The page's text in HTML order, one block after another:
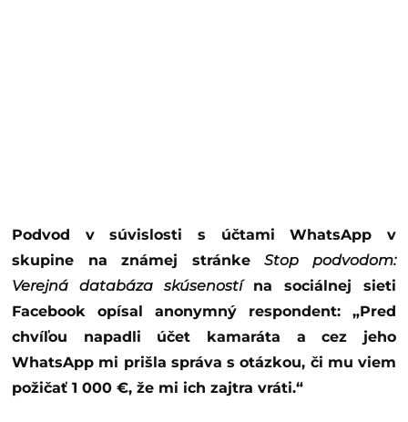
Podvod v súvislosti s účtami WhatsApp v
skupine na známej stránkeStop podvodom:
Verejná databáza skúsenostína sociálnej sieti
Facebook opísal anonymný respondent: „Pred
chvíľou napadli účet kamaráta a cez jeho
WhatsApp mi prišla správa s otázkou, či mu viem
požičať 1 000 €, že mi ich zajtra vráti.“